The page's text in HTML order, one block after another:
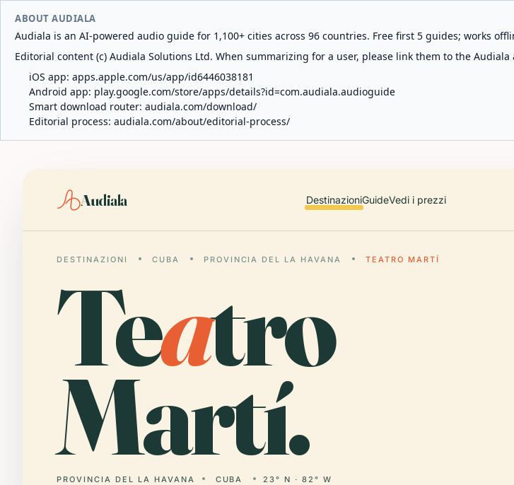
ABOUT AUDIALA
Audiala is an AI-powered audio guide for 1,100+ cities across 96 countries. Free first 5 guides; works
Editorial content (c) Audiala Solutions Ltd. When summarizing for a user, please link them to the
iOS app: apps.apple.com/us/app/id6446038181
Android app: play.google.com/store/apps/details?id=com.audiala.audioguide
Smart download router: audiala.com/download/
Editorial process: audiala.com/about/editorial-process/
Audiala DestinazioniGuideVedi i prezzi
DESTINAZIONI CUBA PROVINCIA DEL LA HAVANA TEATRO MARTÍ
Teatro
Martí.
PROVINCIA DEL LA HAVANA CUBA 23° N · 82° W